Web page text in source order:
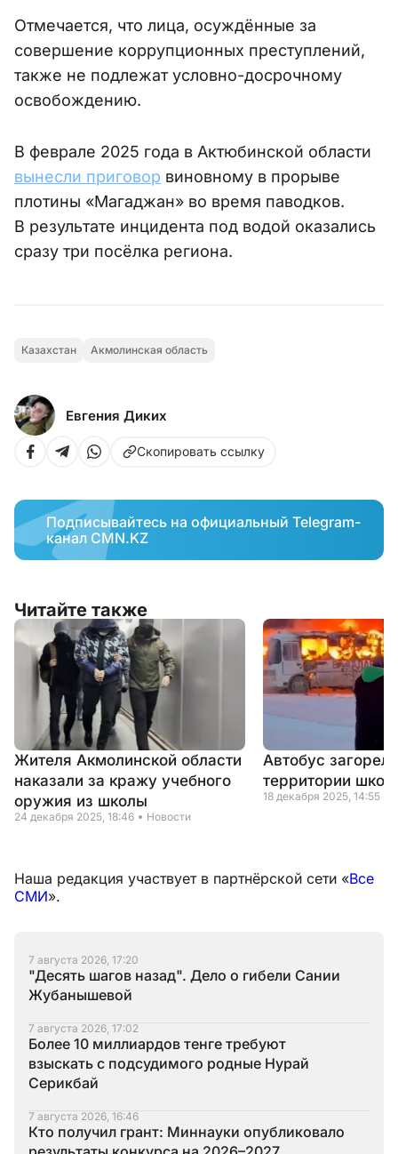
Отмечается, что лица, осуждённые за
совершение коррупционных преступлений,
также не подлежат условно-досрочному
освобождению.
В феврале 2025 года в Актюбинской области
вынесли приговор виновному в прорыве
плотины «Магаджан» во время паводков.
В результате инцидента под водой оказались
сразу три посёлка региона.
Казахстан Акмолинская область
Евгения Диких
Скопировать ссылку
Подписывайтесь на официальный Telegram-
канал CMN.KZ
Читайте также
Жителя Акмолинской области
наказали за кражу учебного
оружия из школы
24 декабря 2025, 18:46 Новости
Автобус
территории
18 декабря 2025, 14:55
Наша редакция участвует в партнёрской сети «Все
СМИ».
7 августа 2026, 17:20
"Десять шагов назад". Дело о гибели Сании
Жубанышевой
7 августа 2026, 17:02
Более 10 миллиардов тенге требуют
взыскать с подсудимого родные Нурай
Серикбай
7 августа 2026, 16:46
Кто получил грант: Миннауки опубликовало